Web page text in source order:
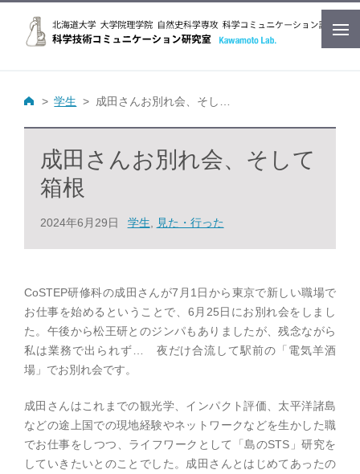
学生 成田さんお別れ会、そして箱根
成田さんお別れ会、そして
箱根
2024年6月29日 学生 見た・行った
CoSTEP研修科の成田さんが7月1日から東京で新しい職場で
お仕事を始めるということで、6月25日にお別れ会をしまし
た。午後から松王研とのジンパもありましたが、残念ながら
私は業務で出られず… 夜だけ合流して駅前の「電気羊酒
場」でお別れ会です。
成田さんはこれまでの観光学、インパクト評価、太平洋諸島
などの途上国での現地経験やネットワークなどを生かした職
でお仕事をしつつ、ライフワークとして「島のSTS」研究を
していきたいとのことでした。成田さんとはじめてあったの